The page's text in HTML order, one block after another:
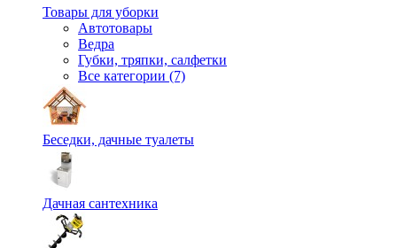
Товары для уборки
Автотовары
Ведра
Губки, тряпки, салфетки
Все категории (7)
Беседки, дачные туалеты
Дачная сантехника